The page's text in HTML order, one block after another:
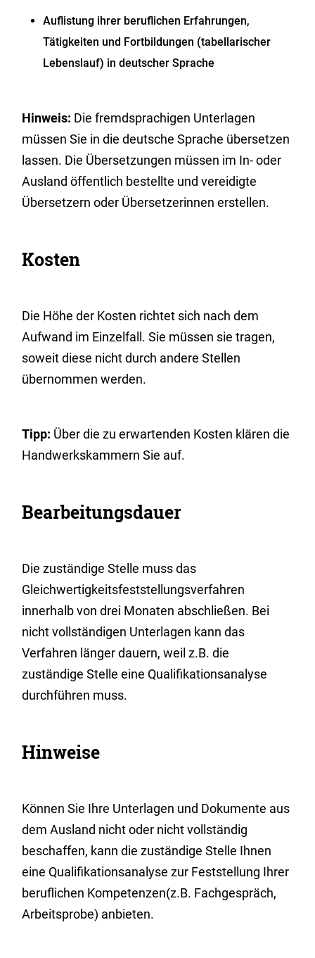
Auflistung ihrer beruflichen Erfahrungen,
Tätigkeiten und Fortbildungen (tabellarischer
Lebenslauf) in deutscher Sprache
Hinweis: Die fremdsprachigen Unterlagen
müssen Sie in die deutsche Sprache übersetzen
lassen. Die Übersetzungen müssen im In- oder
Ausland öffentlich bestellte und vereidigte
Übersetzern oder Übersetzerinnen erstellen.
Kosten
Die Höhe der Kosten richtet sich nach dem
Aufwand im Einzelfall. Sie müssen sie tragen,
soweit diese nicht durch andere Stellen
übernommen werden.
Tipp: Über die zu erwartenden Kosten klären die
Handwerkskammern Sie auf.
Bearbeitungsdauer
Die zuständige Stelle muss das
Gleichwertigkeitsfeststellungsverfahren
innerhalb von drei Monaten abschließen. Bei
nicht vollständigen Unterlagen kann das
Verfahren länger dauern, weil z.B. die
zuständige Stelle eine Qualifikationsanalyse
durchführen muss.
Hinweise
Können Sie Ihre Unterlagen und Dokumente aus
dem Ausland nicht oder nicht vollständig
beschaffen, kann die zuständige Stelle Ihnen
eine Qualifikationsanalyse zur Feststellung Ihrer
beruflichen Kompetenzen(z.B. Fachgespräch,
Arbeitsprobe) anbieten.